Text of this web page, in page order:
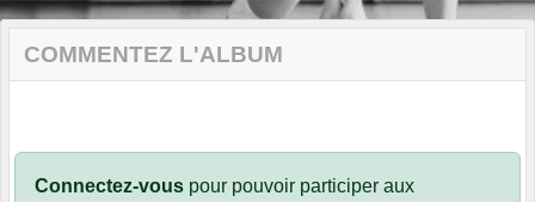
COMMENTEZ L'ALBUM
Connectez-vous pour pouvoir participer aux